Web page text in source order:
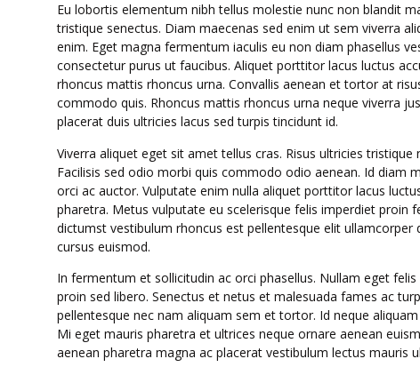
Eu lobortis elementum nibh tellus molestie nunc non blandit
tristique senectus. Diam maecenas sed enim ut sem viverra
enim. Eget magna fermentum iaculis eu non diam phasellus
consectetur purus ut faucibus. Aliquet porttitor lacus luctus
rhoncus mattis rhoncus urna. Convallis aenean et tortor at
commodo quis. Rhoncus mattis rhoncus urna neque viverra
placerat duis ultricies lacus sed turpis tincidunt id.
Viverra aliquet eget sit amet tellus cras. Risus ultricies
Facilisis sed odio morbi quis commodo odio aenean. Id diam
orci ac auctor. Vulputate enim nulla aliquet porttitor lacus
pharetra. Metus vulputate eu scelerisque felis imperdiet proin
dictumst vestibulum rhoncus est pellentesque elit
cursus euismod.
In fermentum et sollicitudin ac orci phasellus. Nullam eget
proin sed libero. Senectus et netus et malesuada fames ac
pellentesque nec nam aliquam sem et tortor. Id neque
Mi eget mauris pharetra et ultrices neque ornare aenean
aenean pharetra magna ac placerat vestibulum lectus mauris